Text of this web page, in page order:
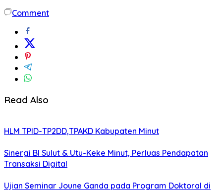
Comment
Read Also
HLM TPID-TP2DD,TPAKD Kabupaten Minut
Sinergi BI Sulut & Utu-Keke Minut, Perluas Pendapatan
Transaksi Digital
Ujian Seminar Joune Ganda pada Program Doktoral di